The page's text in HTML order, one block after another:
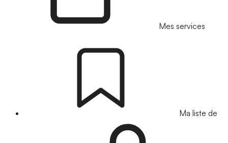
Mes services
Ma liste de